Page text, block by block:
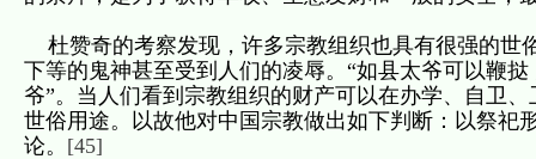
杜赞奇的考察发现，许多宗教组织也具有很强的世
下等的鬼神甚至受到人们的凌辱。“如县太爷可以鞭
爷”。当人们看到宗教组织的财产可以在办学、自卫
世俗用途。以故他对中国宗教做出如下判断：以祭祀
论。 [45]